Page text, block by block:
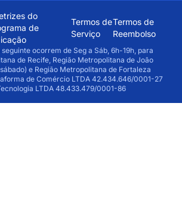
do
de
Termos de
Serviço
Termos de
Reembolso
seguinte ocorrem de Seg a Sáb, 6h-19h, para
de Recife, Região Metropolitana de João
e Região Metropolitana de Fortaleza
de Comércio LTDA 42.434.646/0001-27
LTDA 48.433.479/0001-86